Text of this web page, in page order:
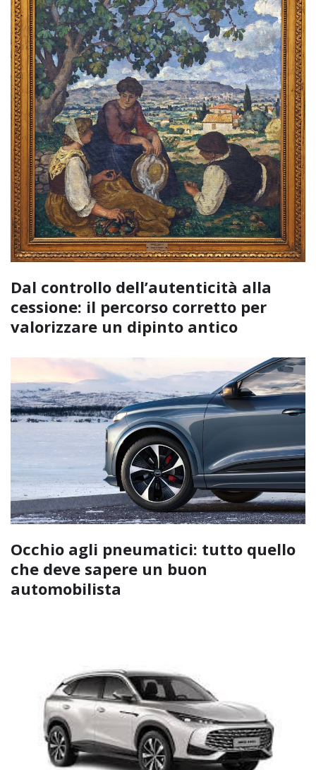
Dal controllo dell’autenticità alla
cessione: il percorso corretto per
valorizzare un dipinto antico
Occhio agli pneumatici: tutto quello
che deve sapere un buon
automobilista